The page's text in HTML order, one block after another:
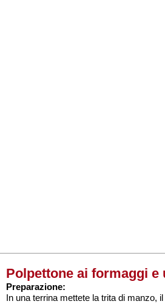
Polpettone ai formaggi e
Preparazione:
In una terrina mettete la trita di manzo,